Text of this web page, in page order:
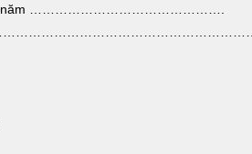
năm ……………………………………….